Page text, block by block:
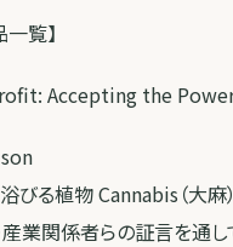
覧】
Accepting the
びる植物 Cannabis（大麻
産業関係者らの証言を通し